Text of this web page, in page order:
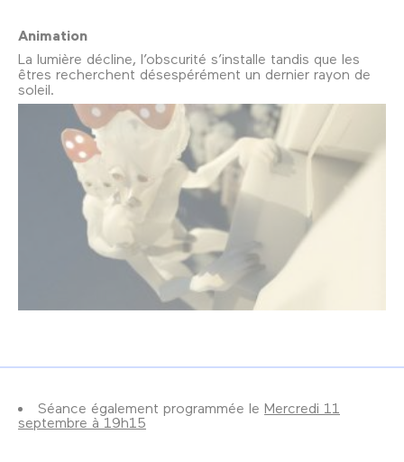
Animation
La lumière décline, l’obscurité s’installe tandis que les
êtres recherchent désespérément un dernier rayon de
soleil.
Séance également programmée le Mercredi 11
septembre à 19h15